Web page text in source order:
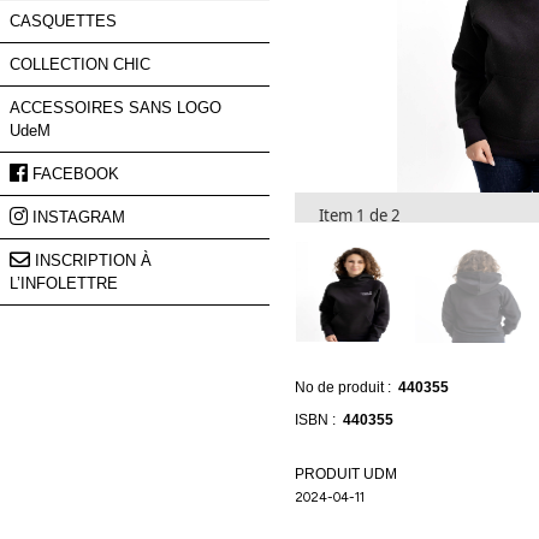
Item 1 de 2
No de produit : 440355
ISBN : 440355
PRODUIT UDM
2024-04-11
nouveautés
et
de
nos
promotions.
Prénom
Courriel
*